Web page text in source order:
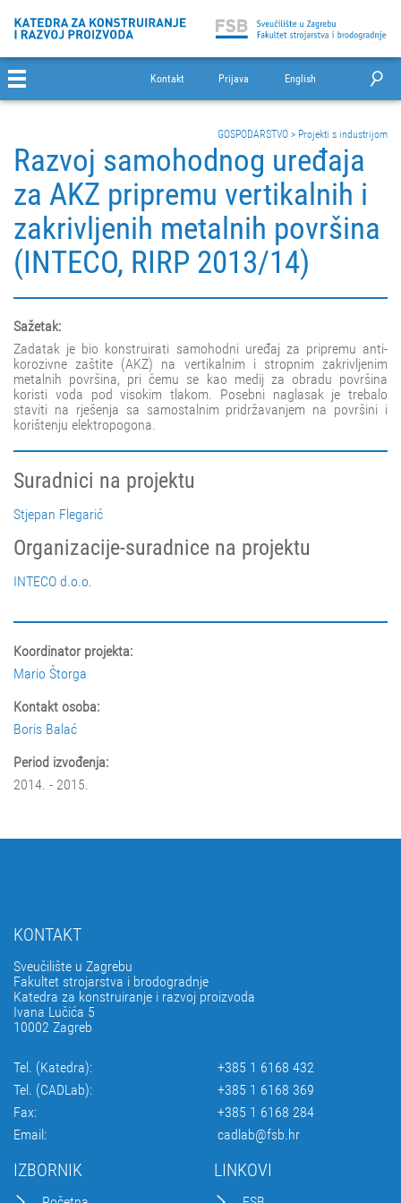
Kontakt Prijava English
GOSPODARSTVO > Projekti s industrijom
Razvoj samohodnog uređaja
za AKZ pripremu vertikalnih i
zakrivljenih metalnih površina
(INTECO, RIRP 2013/14)
Sažetak:
Zadatak je bio konstruirati samohodni uređaj za pripremu anti-
korozivne zaštite (AKZ) na vertikalnim i stropnim zakrivljenim
metalnih površina, pri čemu se kao medij za obradu površina
koristi voda pod visokim tlakom. Posebni naglasak je trebalo
staviti na rješenja sa samostalnim pridržavanjem na površini i
korištenju elektropogona.
Suradnici na projektu
Stjepan Flegarić
Organizacije-suradnice na projektu
INTECO d.o.o.
Koordinator projekta:
Mario Štorga
Kontakt osoba:
Boris Balać
Period izvođenja:
2014. - 2015.
KONTAKT
Sveučilište u Zagrebu
Fakultet strojarstva i brodogradnje
Katedra za konstruiranje i razvoj proizvoda
Ivana Lučića 5
10002 Zagreb
Tel. (Katedra):
+385 1 6168 432
Tel. (CADLab):
+385 1 6168 369
Fax:
+385 1 6168 284
Email:
cadlab@fsb.hr
IZBORNIK LINKOVI